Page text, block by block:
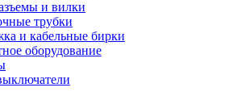
и вилки
трубки
и кабельные бирки
оборудование